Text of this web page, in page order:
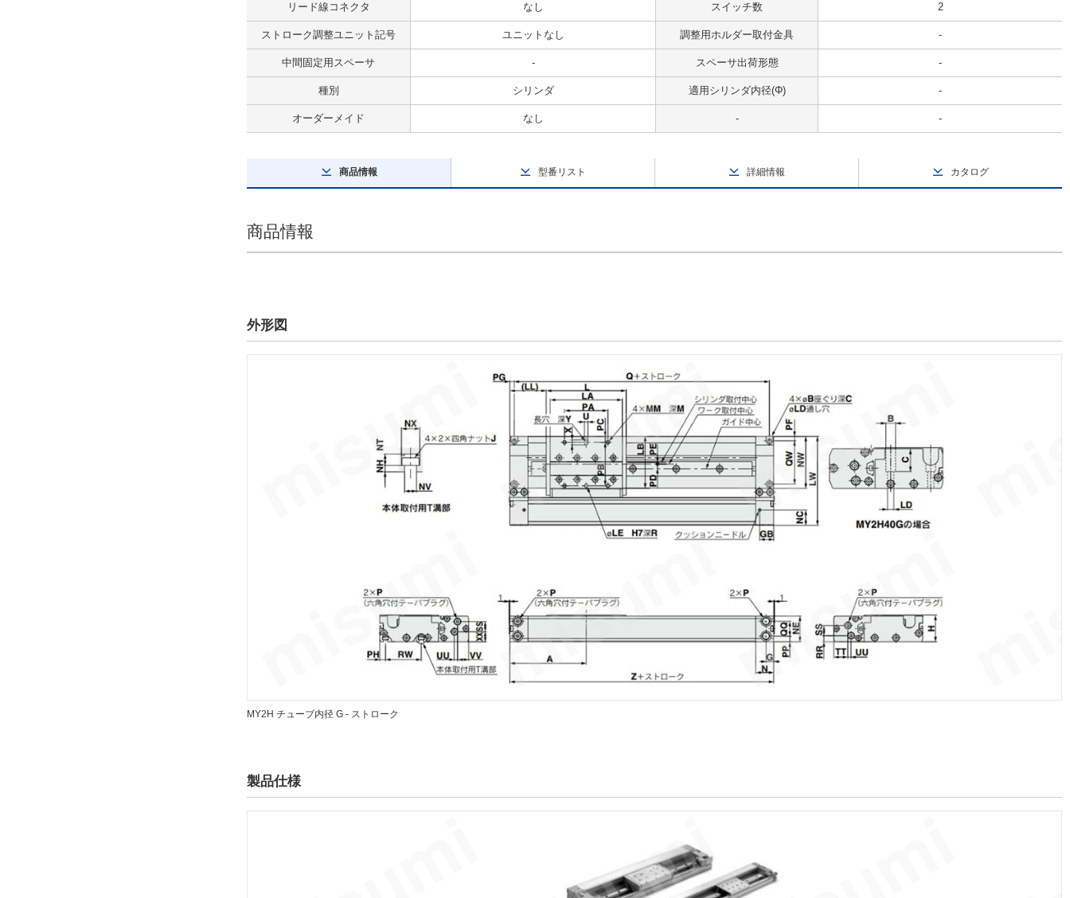
リード線コネクタ なし スイッチ数 2
ストローク調整ユニット記号 ユニットなし 調整用ホルダー取付金具 -
中間固定用スペーサ - スペーサ出荷形態 -
種別 シリンダ 適用シリンダ内径(Φ) -
オーダーメイド なし - -
商品情報 型番リスト 詳細情報 カタログ
商品情報
外形図
MY2H チューブ内径 G - ストローク
製品仕様